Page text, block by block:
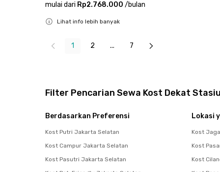
mulai dari Rp2.768.000 /bulan
Lihat info lebih banyak
1 2 ... 7
Filter Pencarian Sewa Kost Dekat
Berdasarkan Preferensi
Kost Putri Jakarta Selatan
Kost Campur Jakarta Selatan
Kost Pasutri Jakarta Selatan
Lokasi
Kost
Kost
Kost